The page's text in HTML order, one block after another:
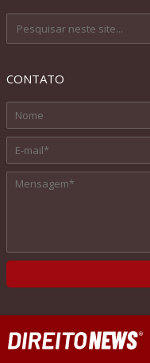
CONTATO